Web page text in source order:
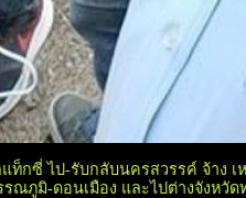
ท็กซี่ ไป-รับกลับนครสวรรค์ จ้าง
รณภูมิ-ดอนเมือง และไปต่างจังหวัด